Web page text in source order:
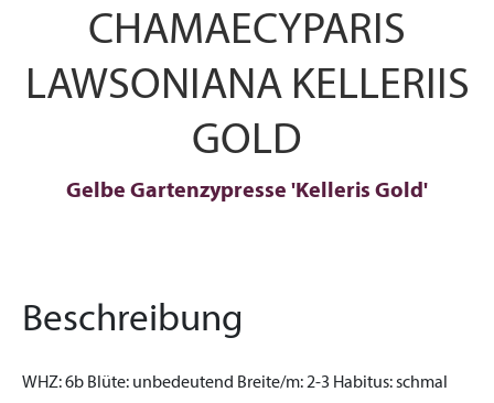
CHAMAECYPARIS
LAWSONIANA KELLERIIS
GOLD
Gelbe Gartenzypresse 'Kelleris Gold'
Beschreibung
WHZ:6b Blüte: unbedeutend Breite/m:2-3 Habitus:schmal